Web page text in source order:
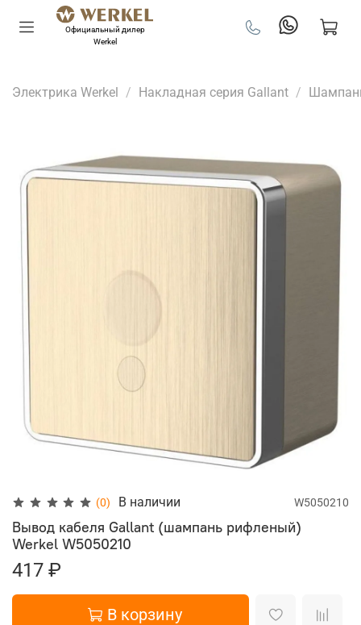
Официальный дилер
Werkel
Электрика Werkel Накладная серия Gallant
(0) В наличии W5050210
Вывод кабеля Gallant (шампань рифленый)
Werkel W5050210
417 ₽
В корзину